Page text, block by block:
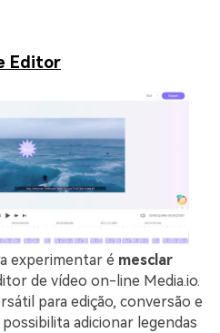
Editor
experimentar é mesclar
de vídeo on-line Media.io.
para edição, conversão e
adicionar legendas